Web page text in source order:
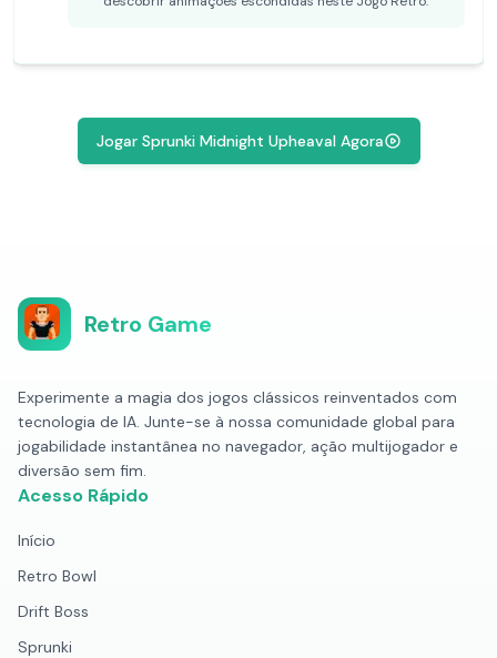
Jogar Sprunki Midnight Upheaval Agora
Retro Game
Experimente a magia dos jogos clássicos reinventados com
tecnologia de IA. Junte-se à nossa comunidade global para
jogabilidade instantânea no navegador, ação multijogador e
diversão sem fim.
Acesso Rápido
Início
Retro Bowl
Drift Boss
Sprunki